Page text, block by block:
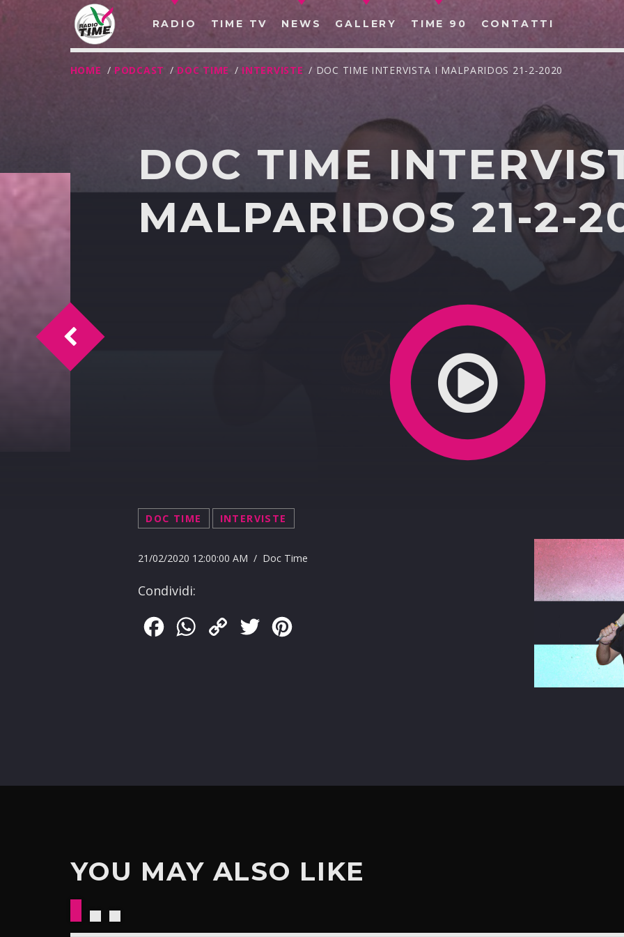
RADIO TIME TV NEWS GALLERY TIME 90 CONTATTI
CERCA NEL SITO WEB:
HOME / PODCAST / DOC TIME / INTERVISTE / DOC TIME INTERVISTA I MALPARIDOS 21-2-2020
DOC TIME
MALPARIDOS 21-2-
DOC TIME INTERVISTE
21/02/2020 12:00:00 AM / Doc Time
Condividi:
FacebookWhatsApp
Copy
Twitter
Doc Time intervista i Tamuna 28-2-2020
YOU MAY ALSO LIKE